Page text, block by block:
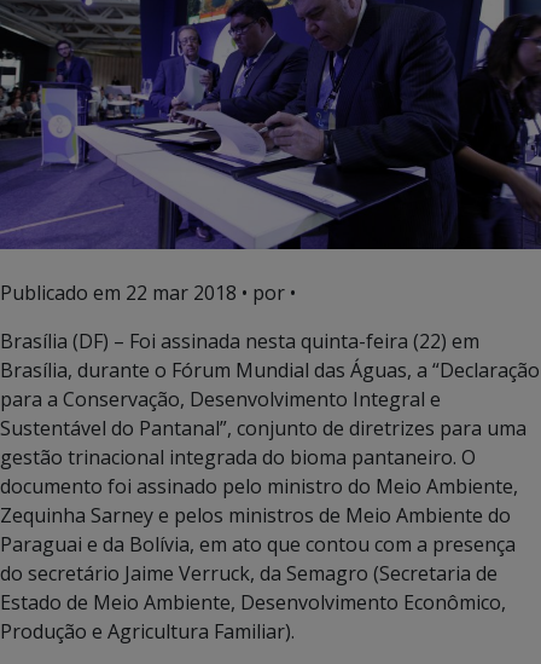
Publicado em 22 mar 2018 • por •
Brasília (DF) – Foi assinada nesta quinta-feira (22) em
Brasília, durante o Fórum Mundial das Águas, a “Declaração
para a Conservação, Desenvolvimento Integral e
Sustentável do Pantanal”, conjunto de diretrizes para uma
gestão trinacional integrada do bioma pantaneiro. O
documento foi assinado pelo ministro do Meio Ambiente,
Zequinha Sarney e pelos ministros de Meio Ambiente do
Paraguai e da Bolívia, em ato que contou com a presença
do secretário Jaime Verruck, da Semagro (Secretaria de
Estado de Meio Ambiente, Desenvolvimento Econômico,
Produção e Agricultura Familiar).